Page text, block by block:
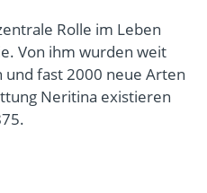
Rolle im Leben
Von ihm wurden weit
fast 2000 neue Arten
Neritina existieren